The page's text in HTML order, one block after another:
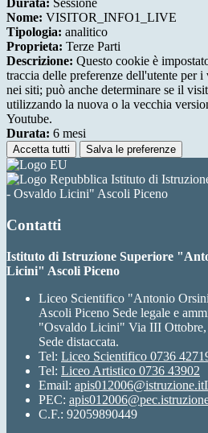
Durata: Sessione
Nome: VISITOR_INFO1_LIVE
Tipologia: analitico
Proprieta: Terze Parti
Descrizione: Questo cookie è
traccia delle preferenze dell'utente per
nei siti; può anche determinare se il
utilizzando la nuova o la vecchia
Youtube.
Durata: 6 mesi
Accetta tutti Salva le preferenze
Istituto di
- Osvaldo Licini" Ascoli Piceno
Contatti
Istituto di Istruzione Superiore
Licini" Ascoli Piceno
Liceo Scientifico "Antonio
Ascoli Piceno Sede legale e
"Osvaldo Licini" Via III
Sede distaccata.
Tel: Liceo Scientifico 0736
Tel: Liceo Artistico 0736 43902
Email: apis012006@istruzione.it
PEC:
C.F.: 92059890449